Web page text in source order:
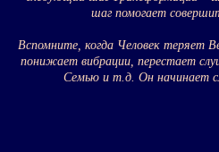
шаг помогает
Вспомните, когда Человек теряет
понижает вибрации, перестает
Семью и т.д. Он начинает